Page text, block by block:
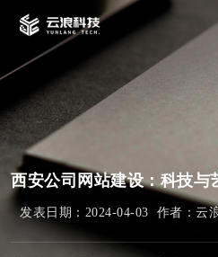
西安公司网站建设：科技与
发表日期：2024-04-03 作者：云